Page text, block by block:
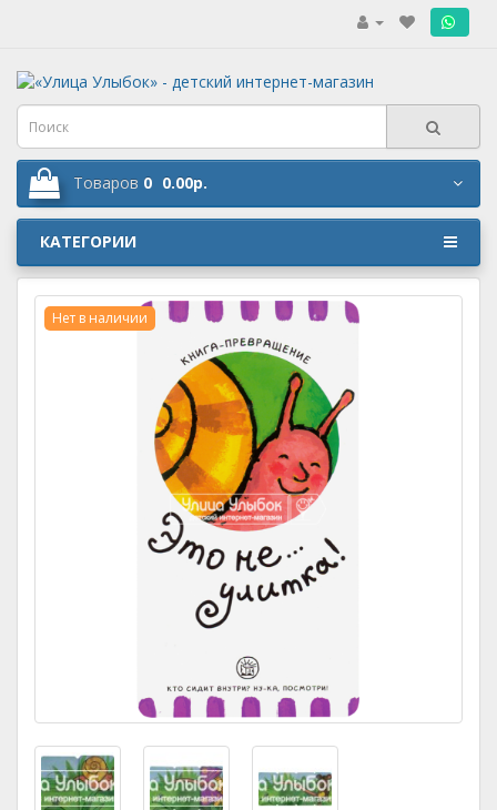
Товаров 0 0.00р.
КАТЕГОРИИ
Нет в наличии